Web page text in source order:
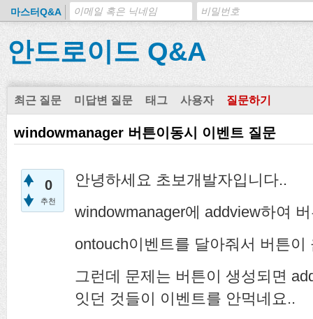
마스터Q&A
안드로이드 Q&A
최근 질문 미답변 질문 태그 사용자 질문하기
windowmanager 버튼이동시 이벤트 질문
0
추천
안녕하세요 초보개발자입니다..
windowmanager에 addview하여
ontouch이벤트를 달아줘서 버튼
그런데 문제는 버튼이 생성되면
잇던 것들이 이벤트를 안먹네요..